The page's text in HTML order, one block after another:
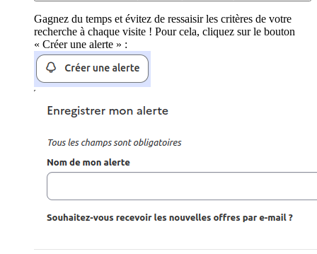
Gagnez du temps et évitez de ressaisir les critères de votre
recherche à chaque visite ! Pour cela, cliquez sur le bouton
« Créer une alerte » :